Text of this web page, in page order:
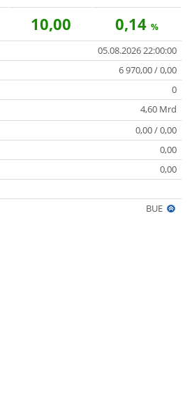
10,00 0,14 %
05.08.2026 22:00:00
6 970,00 / 0,00
0
4,60 Mrd
0,00 / 0,00
0,00
0,00
BUE